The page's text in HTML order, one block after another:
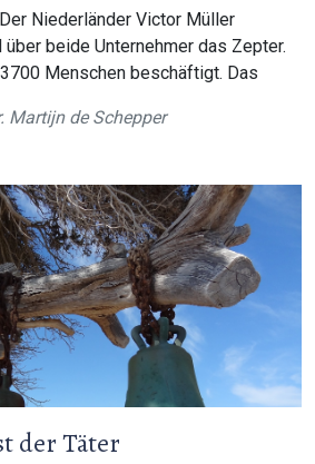
Niederländer Victor Müller
beide Unternehmer das Zepter.
Menschen beschäftigt. Das
Martijn de Schepper
der Täter